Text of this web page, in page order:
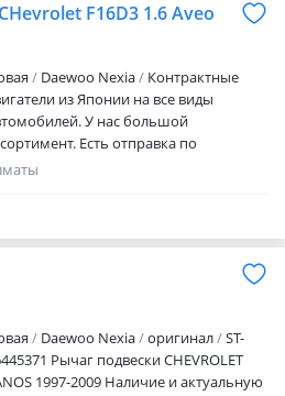
F16D3 1.6 Aveo
Daewoo Nexia
Контрактные
из Японии на все виды
У нас большой
Есть отправка по
всю РК. Срок на проверку 30
Работаем без выходных с 9: 30
Daewoo Nexia оригинал
ST-
Рычаг подвески CHEVROLET
1997-2009 Наличие и актуальную